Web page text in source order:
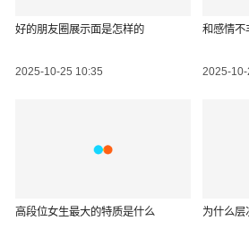
好的朋友圈展示面是怎样的
2025-10-25 10:35
和感情不
2025-10-
高段位女生最大的特质是什么 为什么层